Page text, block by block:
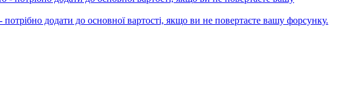
додати до основної вартості, якщо ви не повертаєте вашу форсунку.